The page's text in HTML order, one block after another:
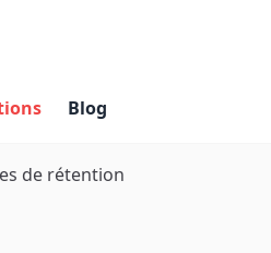
Blog
de rétention